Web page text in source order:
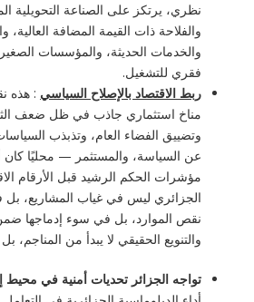
نظري، يرتكز على الصناعة التحويلية
والفلاحة ذات القيمة المضافة العالية،
والخدمات الحديثة، والمؤسسات
فقري للتشغيل.
ربط الاقتصاد بالإصلاح السياسي : هذه
مناخ استثماري جاذب في ظل ضعف
وتضييق الفضاء العام، وتذبذب
عن السياسة، والمستثمر — محليًا كان
مؤشرات الحكم الرشيد قبل الأرقام
الجزائري ليس في غياب المشاريع، بل
نقص الموارد، بل في سوء إدماجها
والتنويع الحقيقي لا يبدأ من المناجم،
تواجه الجزائر تحديات أمنية في محيط